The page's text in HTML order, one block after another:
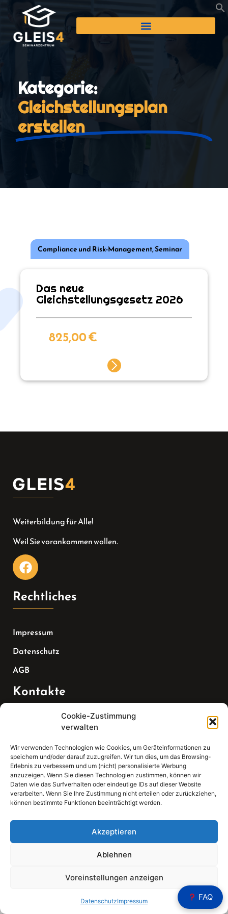
Cookie-Zustimmung
verwalten
Wir verwenden Technologien wie Cookies, um Geräteinformationen zu
speichern und/oder darauf zuzugreifen. Wir tun dies, um das Browsing-
Erlebnis zu verbessern und um (nicht) personalisierte Werbung
anzuzeigen. Wenn Sie diesen Technologien zustimmen, können wir
Daten wie das Surfverhalten oder eindeutige IDs auf dieser Website
verarbeiten. Wenn Sie Ihre Zustimmung nicht erteilen oder zurückziehen,
können bestimmte Funktionen beeinträchtigt werden.
Akzeptieren
Ablehnen
Voreinstellungen anzeigen
DatenschutzImpressum
Kategorie:
Gleichstellungsplan
erstellen
Compliance und Risk-Management,Seminar
Das neue
Gleichstellungsgesetz 2026
825,00€
Weiterbildung für Alle!
Weil Sie vorankommen wollen.
Rechtliches
Impressum
Datenschutz
AGB
Kontakte
07147 270 3349
Email:
sekretariat(at)gleis4-seminarzentrum.com
Adresse:
Bahnhofstraße 21, 74343 Sachsenheim
FAQ
for: